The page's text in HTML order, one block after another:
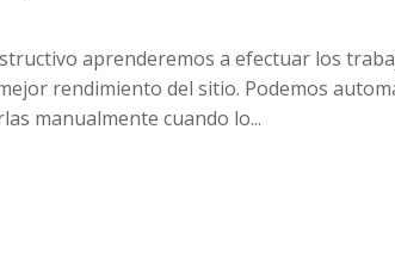
aprenderemos a efectuar los
rendimiento del sitio. Podemos
manualmente cuando lo...